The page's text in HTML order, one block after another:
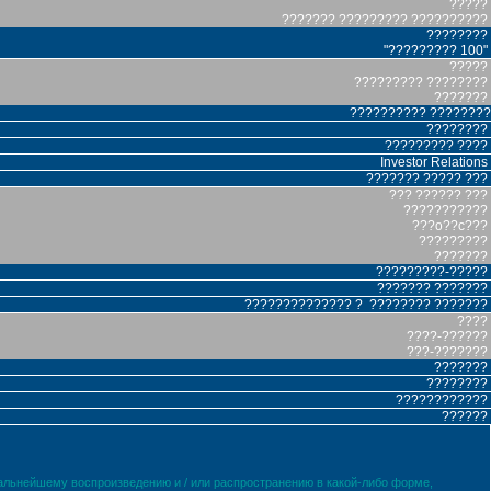
?????
??????? ????????? ??????????
????????
"????????? 100"
?????
????????? ????????
???????
?????????? ????????
????????
????????? ????
Investor Relations
??????? ????? ???
??? ?????? ???
???????????
???o??c???
?????????
???????
?????????-?????
??????? ???????
?????????????? ? ???????? ???????
????
????-??????
???-???????
???????
????????
????????????
??????
воспроизведению и / или распространению в какой-либо форме,